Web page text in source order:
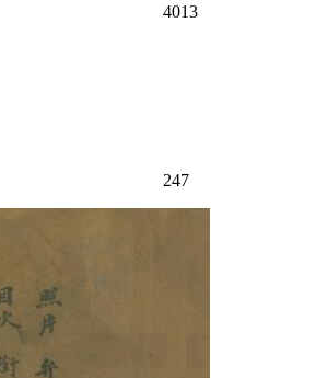
4013
247